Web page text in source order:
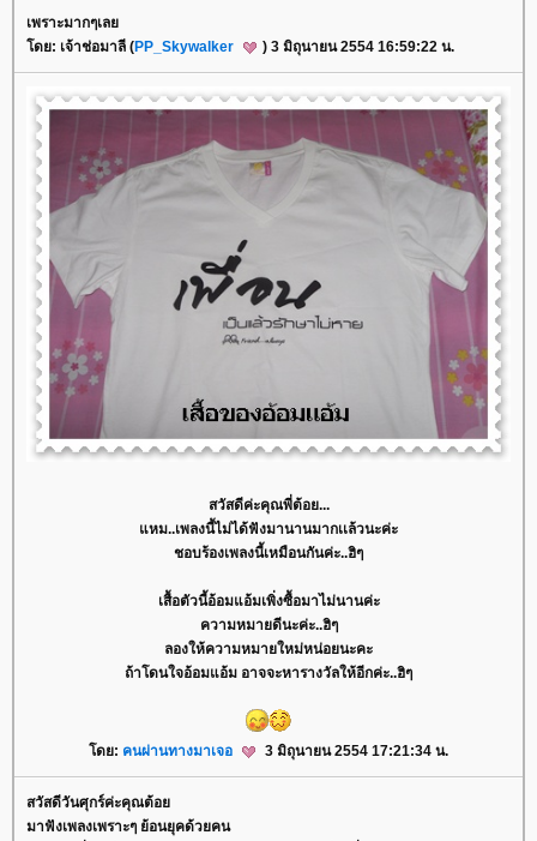
เพราะมากๆเล
ดย: เจ้าช่อมาลี (PP_Skywalker ) 3 มิถุนายน 2554 16:59:22 น.
สวัสดีค่ะคุณพี่ต้อย...
หม..เพลงนี้ไม่ได้ฟังมานานมากเเล้วนะค่ะ
ชอบร้องเพลงนี้เหมือนกันค่ะ..ฮิๆ
เสื้อตัวนี้อ้อมแอ้มเพิ่งซื้อมาไม่นานค่ะ
ความหมายดีนะค่ะ..ฮิๆ
ลองให้ความหมายใหม่หน่อยนะคะ
ถ้าโดนใจอ้อมแอ้ม อาจจะหารางวัลให้อีกค่ะ..ฮิๆ
ดย: คนผ่านทางมาเจอ 3 มิถุนายน 2554 17:21:34 น.
สวัสดีวันศุกร์ค่ะคุณต้อ
มาฟังเพลงเพราะๆ ย้อนยุคด้วยคน